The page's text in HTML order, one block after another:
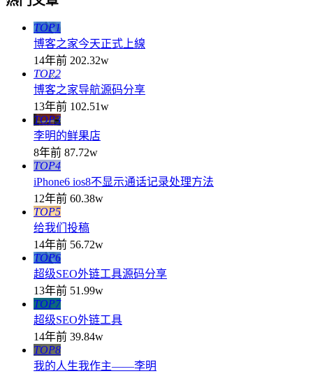
TOP1
博客之家今天正式上線
14年前 202.32w
TOP2
博客之家导航源码分享
13年前 102.51w
TOP3
李明的鲜果店
8年前 87.72w
TOP4
iPhone6 ios8不显示通话记录处理方法
12年前 60.38w
TOP5
给我们投稿
14年前 56.72w
TOP6
超级SEO外链工具源码分享
13年前 51.99w
TOP7
超级SEO外链工具
14年前 39.84w
TOP8
我的人生我作主——李明